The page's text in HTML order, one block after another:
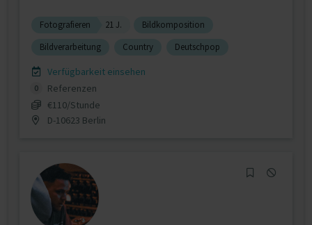
Fotografieren 21 J.
Bildkomposition
Bildverarbeitung
Country Deutschpop
Verfügbarkeit einsehen
0
Referenzen
€110/Stunde
D-10623 Berlin